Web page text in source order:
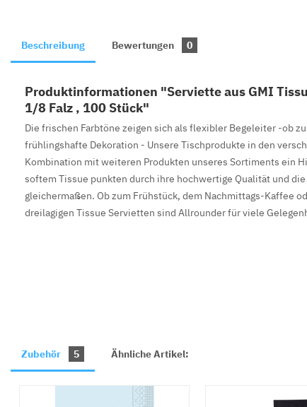
Beschreibung Bewertungen 0
Produktinformationen "Serviette aus GMI
1/8 Falz , 100 Stück"
Die frischen Farbtöne zeigen sich als flexibler Begeleiter -ob
frühlingshafte Dekoration - Unsere Tischprodukte in den
Kombination mit weiteren Produkten unseres Sortiments ein
softem Tissue punkten durch ihre hochwertige Qualität und
gleichermaßen. Ob zum Frühstück, dem Nachmittags-Kaffee
dreilagigen Tissue Servietten sind Allrounder für viele
Zubehör 5 Ähnliche Artikel: